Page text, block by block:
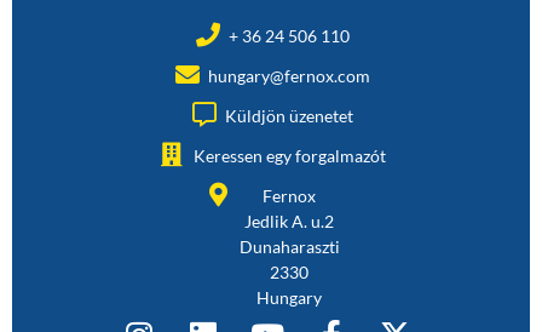
+ 36 24 506 110
hungary@fernox.com
Küldjön üzenetet
Keressen egy forgalmazót
Fernox
Jedlik A. u.2
Dunaharaszti
2330
Hungary